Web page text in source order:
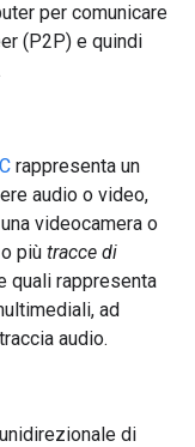
per comunicare
(P2P) e quindi
rappresenta un
audio o video,
videocamera o
più tracce di
quali rappresenta
ad
audio.
di